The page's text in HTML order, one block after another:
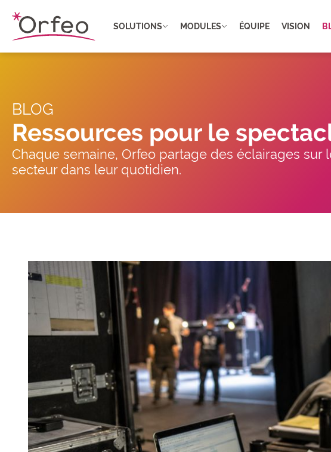
SOLUTIONS MODULES ÉQUIPE VISION
BLOG
Ressources pour le
Chaque semaine, Orfeo partage des éclairages
secteur dans leur quotidien.